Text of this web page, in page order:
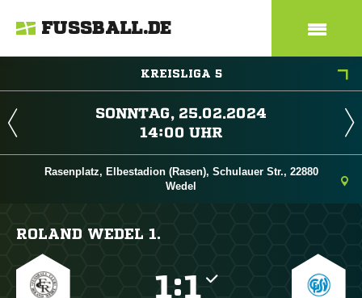
FUSSBALL.DE
KREISLIGA 5
 
 
Rasenplatz, Elbestadion (Rasen), Schulauer Str., 22880
Wedel
ROLAND WEDEL 1.
: